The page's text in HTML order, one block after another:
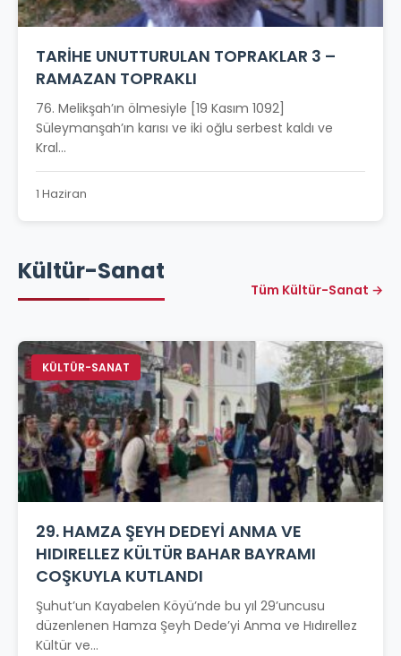
TARİHE UNUTTURULAN TOPRAKLAR 3 –
RAMAZAN TOPRAKLI
76. Melikşah’ın ölmesiyle [19 Kasım 1092]
Süleymanşah’ın karısı ve iki oğlu serbest kaldı ve
Kral...
1 Haziran
Kültür-Sanat
Tüm Kültür-Sanat →
KÜLTÜR-SANAT
29. HAMZA ŞEYH DEDEYİ ANMA VE
HIDIRELLEZ KÜLTÜR BAHAR BAYRAMI
COŞKUYLA KUTLANDI
Şuhut’un Kayabelen Köyü’nde bu yıl 29’uncusu
düzenlenen Hamza Şeyh Dede’yi Anma ve Hıdırellez
Kültür ve...